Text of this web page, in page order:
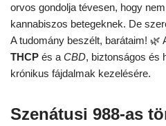
orvos gondolja tévesen, hogy
kannabiszos betegeknek. De
A tudomány beszélt, barátaim! 🌿
THCP és a CBD, biztonságos és
krónikus fájdalmak kezelésére.
Szenátusi 988-as